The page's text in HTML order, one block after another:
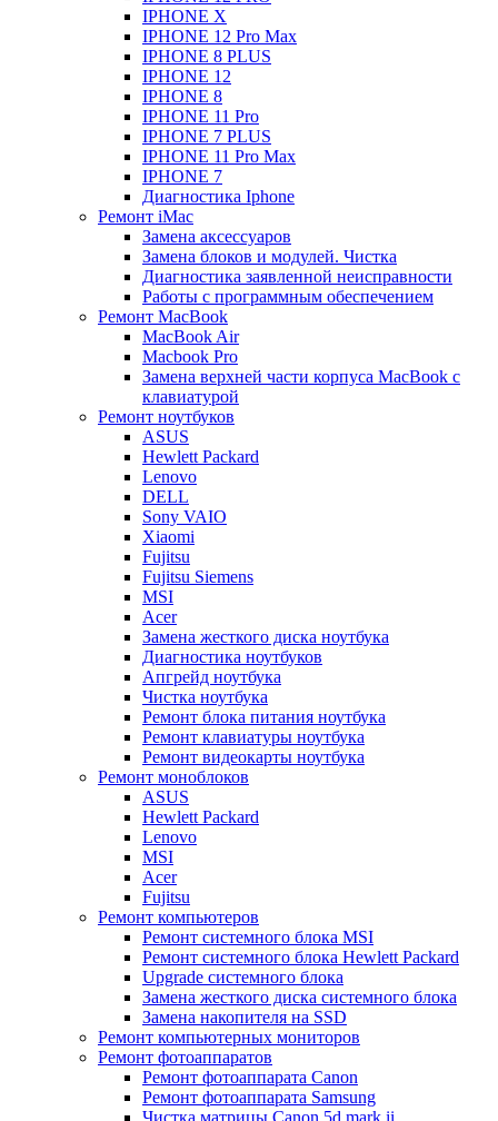
IPHONE X
IPHONE 12 Pro Max
IPHONE 8 PLUS
IPHONE 12
IPHONE 8
IPHONE 11 Pro
IPHONE 7 PLUS
IPHONE 11 Pro Max
IPHONE 7
Диагностика Iphone
Ремонт iMac
Замена аксессуаров
Замена блоков и модулей. Чистка
Диагностика заявленной неисправности
Работы с программным обеспечением
Ремонт MacBook
MacBook Air
Macbook Pro
Замена верхней части корпуса MacBook с
клавиатурой
Ремонт ноутбуков
ASUS
Hewlett Packard
Lenovo
DELL
Sony VAIO
Xiaomi
Fujitsu
Fujitsu Siemens
MSI
Acer
Замена жесткого диска ноутбука
Диагностика ноутбуков
Апгрейд ноутбука
Чистка ноутбука
Ремонт блока питания ноутбука
Ремонт клавиатуры ноутбука
Ремонт видеокарты ноутбука
Ремонт моноблоков
ASUS
Hewlett Packard
Lenovo
MSI
Acer
Fujitsu
Ремонт компьютеров
Ремонт системного блока MSI
Ремонт системного блока Hewlett Packard
Upgrade системного блока
Замена жесткого диска системного блока
Замена накопителя на SSD
Ремонт компьютерных мониторов
Ремонт фотоаппаратов
Ремонт фотоаппарата Canon
Ремонт фотоаппарата Samsung
Чистка матрицы Canon 5d mark ii